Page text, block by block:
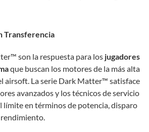
Transferencia
son la respuesta para los jugadores
que buscan los motores de la más alta
airsoft. La serie Dark Matter™ satisface
avanzados y los técnicos de servicio
límite en términos de potencia, disparo